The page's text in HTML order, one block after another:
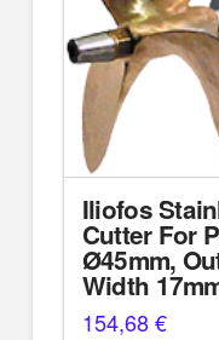
Iliofos
Cutter For
Ø45mm,
Width
154,68€